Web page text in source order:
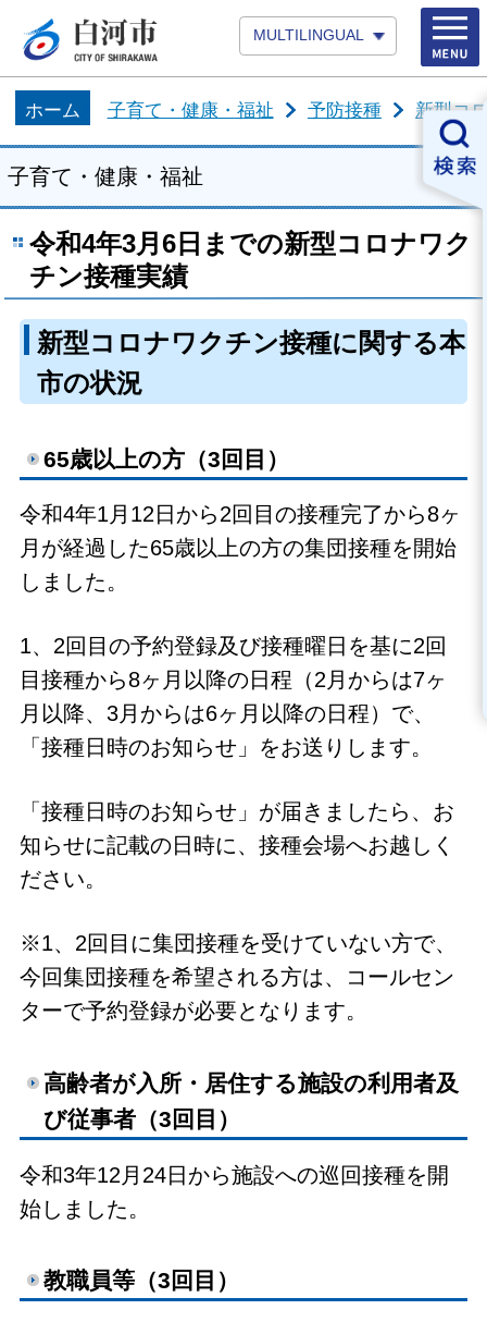
MULTILINGUAL
ホーム 子育て・健康・福祉 予防接種 新型コ
子育て・健康・福祉
令和4年3月6日までの新型コロナワク
チン接種実績
新型コロナワクチン接種に関する本
市の状況
65歳以上の方（3回目）
令和4年1月12日から2回目の接種完了から8ヶ
月が経過した65歳以上の方の集団接種を開始
しました。
1、2回目の予約登録及び接種曜日を基に2回
目接種から8ヶ月以降の日程（2月からは7ヶ
月以降、3月からは6ヶ月以降の日程）で、
「接種日時のお知らせ」をお送りします。
「接種日時のお知らせ」が届きましたら、お
知らせに記載の日時に、接種会場へお越しく
ださい。
※1、2回目に集団接種を受けていない方で、
今回集団接種を希望される方は、コールセン
ターで予約登録が必要となります。
高齢者が入所・居住する施設の利用者及
び従事者（3回目）
令和3年12月24日から施設への巡回接種を開
始しました。
教職員等（3回目）